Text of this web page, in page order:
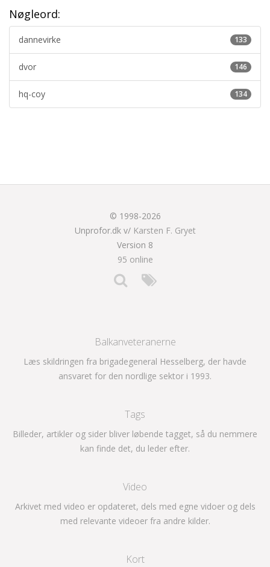
Nøgleord:
133
dannevirke
146
dvor
134
hq-coy
© 1998-2026
Unprofor.dk v/ Karsten F. Gryet
Version 8
95 online
Balkanveteranerne
Læs skildringen fra brigadegeneral Hesselberg, der havde
ansvaret for den nordlige sektor i 1993.
Tags
Billeder, artikler og sider bliver løbende tagget, så du nemmere
kan finde det, du leder efter.
Video
Arkivet med video er opdateret, dels med egne vidoer og dels
med relevante videoer fra andre kilder.
Kort